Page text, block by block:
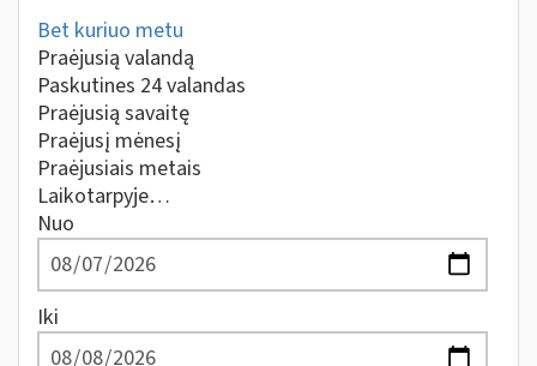
Bet kuriuo metu
Praėjusią valandą
Paskutines 24 valandas
Praėjusią savaitę
Praėjusį mėnesį
Praėjusiais metais
Laikotarpyje…
Nuo
Iki